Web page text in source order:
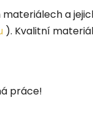
a
). Kvalitní
práce!